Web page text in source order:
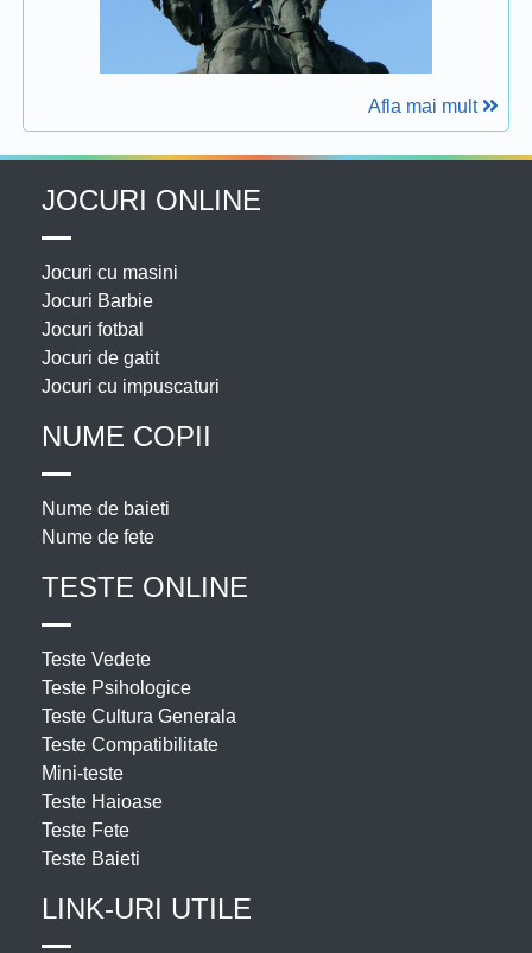
Afla mai mult
JOCURI ONLINE
Jocuri cu masini
Jocuri Barbie
Jocuri fotbal
Jocuri de gatit
Jocuri cu impuscaturi
NUME COPII
Nume de baieti
Nume de fete
TESTE ONLINE
Teste Vedete
Teste Psihologice
Teste Cultura Generala
Teste Compatibilitate
Mini-teste
Teste Haioase
Teste Fete
Teste Baieti
LINK-URI UTILE